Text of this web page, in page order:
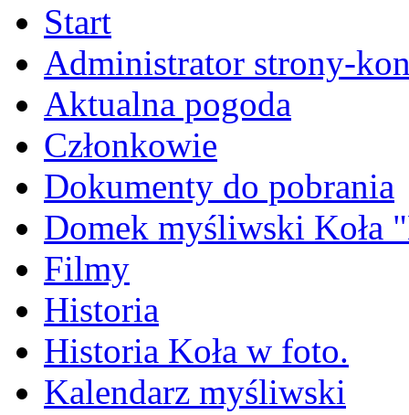
Start
Administrator strony-
Aktualna pogoda
Członkowie
Dokumenty do pobrania
Domek myśliwski Koła
Filmy
Historia
Historia Koła w foto.
Kalendarz myśliwski